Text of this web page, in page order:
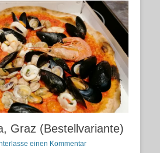
Graz (Bestellvariante)
einen Kommentar